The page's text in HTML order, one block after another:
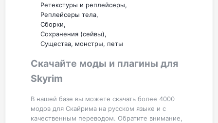
Ретекстуры и реплейсеры
Реплейсеры тела
Сборки
Сохранения (сейвы)
Существа, монстры, петы
Скачайте моды и плагины для
Skyrim
В нашей базе вы можете скачать более 4000
модов для Скайрима на русском языке и с
качественным переводом. Обратите внимание,